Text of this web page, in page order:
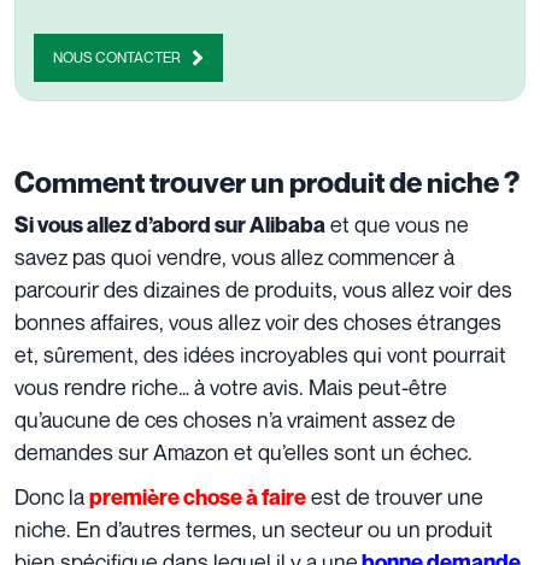
NOUS CONTACTER
Comment trouver un produit de niche ?
Si vous allez d’abord sur Alibaba et que vous ne
savez pas quoi vendre, vous allez commencer à
parcourir des dizaines de produits, vous allez voir des
bonnes affaires, vous allez voir des choses étranges
et, sûrement, des idées incroyables qui vont pourrait
vous rendre riche… à votre avis. Mais peut-être
qu’aucune de ces choses n’a vraiment assez de
demandes sur Amazon et qu’elles sont un échec.
Donc lapremière chose à faireest de trouver une
niche. En d’autres termes, un secteur ou un produit